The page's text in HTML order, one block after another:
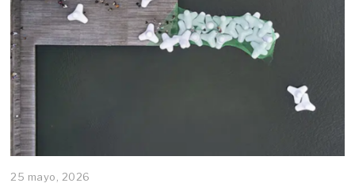
25 mayo, 2026